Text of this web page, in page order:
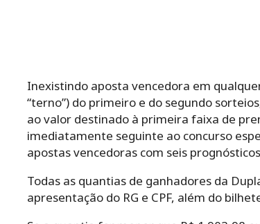
Inexistindo aposta vencedora em
“terno”) do primeiro e do segundo
ao valor destinado à primeira faixa de
imediatamente seguinte ao concurso
apostas vencedoras com seis
Todas as quantias de ganhadores da
apresentação do RG e CPF, além do